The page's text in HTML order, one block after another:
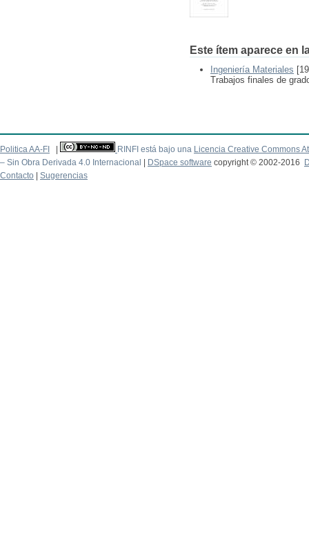
Este ítem aparece en
Ingeniería Materiales
Trabajos finales de
Politica AA-FI RINFI está bajo una Licencia Creative Commons
– Sin Obra Derivada 4.0 Internacional
DSpace software copyright © 2002-2016
Contacto
Sugerencias